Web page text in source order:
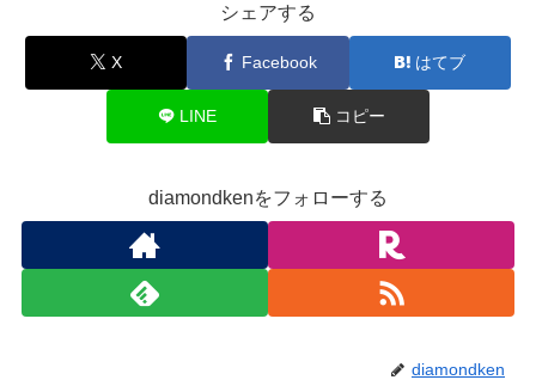
シェアする
X Facebook はてブ
LINE コピー
diamondkenをフォローする
diamondken